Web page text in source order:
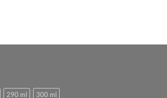
290 ml
300 ml